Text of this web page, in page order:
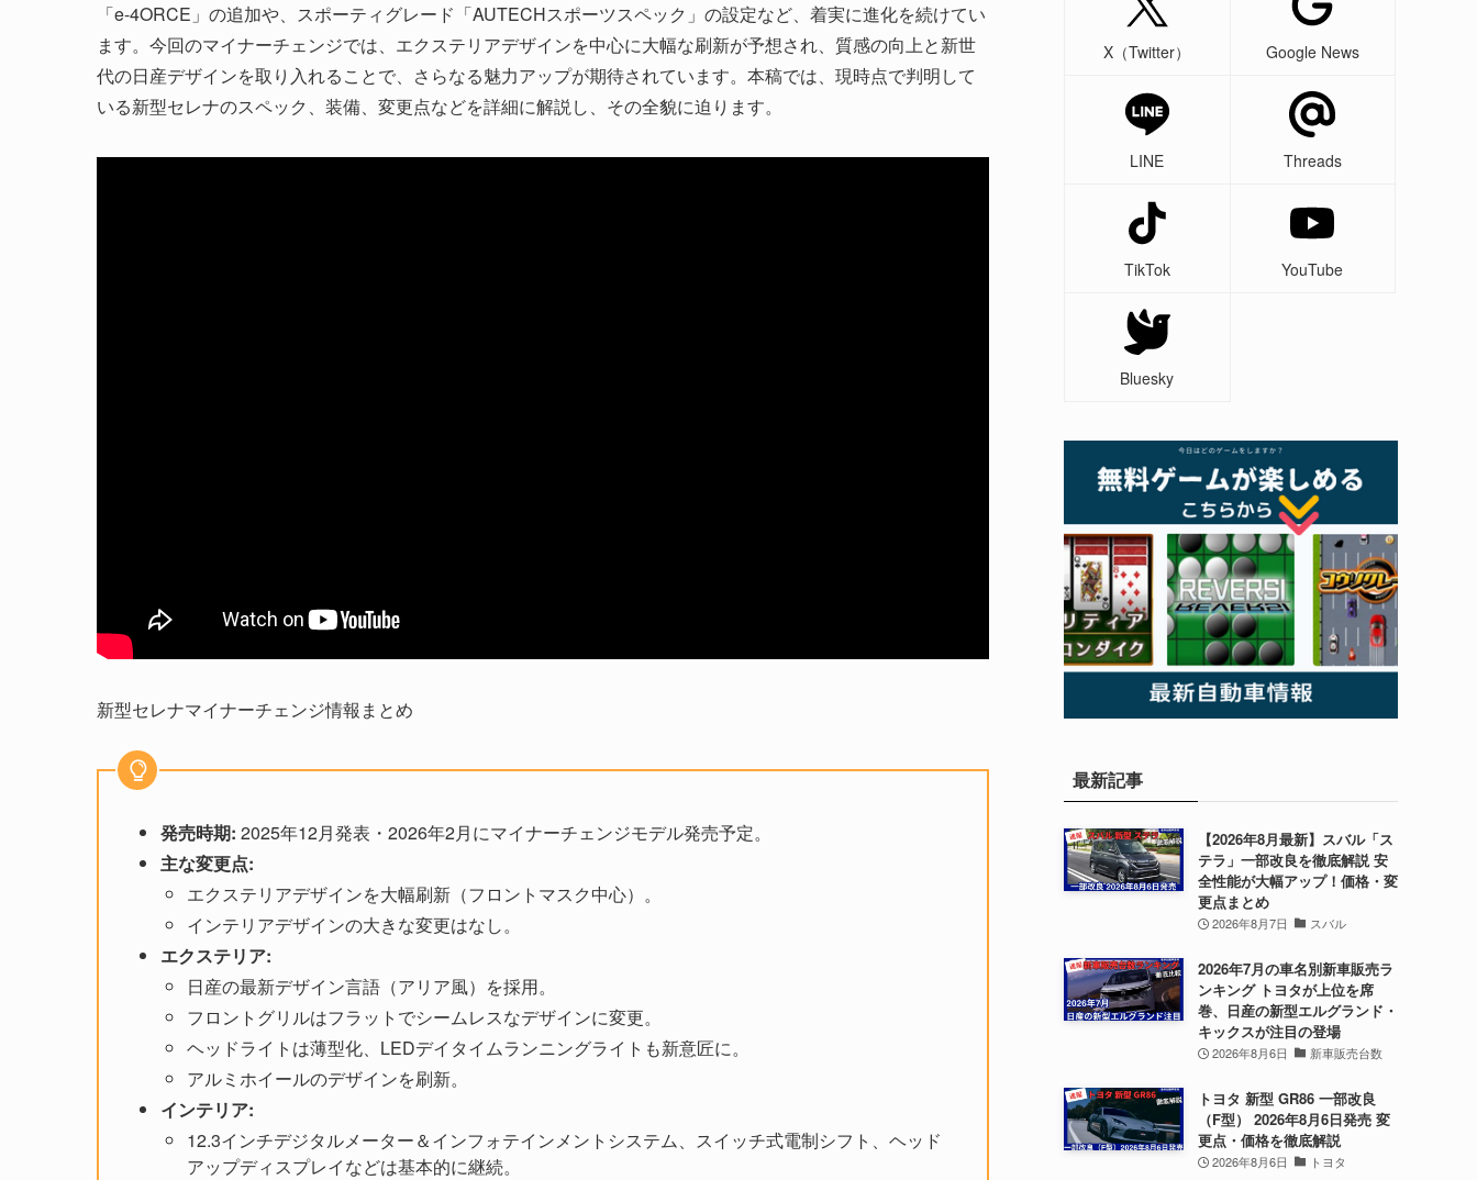
「e-4ORCE」の追加や、スポーティグレード「AUTECHスポーツスペック」の設定など、着実に進化を続けてい
ます。今回のマイナーチェンジでは、エクステリアデザインを中心に大幅な刷新が予想され、質感の向上と新世
代の日産デザインを取り入れることで、さらなる魅力アップが期待されています。本稿では、現時点で判明して
いる新型セレナのスペック、装備、変更点などを詳細に解説し、その全貌に迫ります。
新型セレナマイナーチェンジ情報まとめ
発売時期: 2025年12月発表・2026年2月にマイナーチェンジモデル発売予定。
主な変更点:
エクステリアデザインを大幅刷新（フロントマスク中心）。
インテリアデザインの大きな変更はなし。
エクステリア:
日産の最新デザイン言語（アリア風）を採用。
フロントグリルはフラットでシームレスなデザインに変更。
ヘッドライトは薄型化、LEDデイタイムランニングライトも新意匠に。
アルミホイールのデザインを刷新。
インテリア:
12.3インチデジタルメーター＆インフォテインメントシステム、スイッチ式電制シフト、ヘッド
アップディスプレイなどは基本的に継続。
X（Twitter） Google News
LINE Threads
TikTok YouTube
Bluesky
最新記事
【2026年8月最新】スバル「ス
テラ」一部改良を徹底解説 安
全性能が大幅アップ！価格・変
更点まとめ
2026年8月7日 スバル
2026年7月の車名別新車販売ラ
ンキング トヨタが上位を席
巻、日産の新型エルグランド・
キックスが注目の登場
2026年8月6日 新車販売台数
トヨタ 新型 GR86 一部改良
（F型） 2026年8月6日発売 変
更点・価格を徹底解説
2026年8月6日 トヨタ